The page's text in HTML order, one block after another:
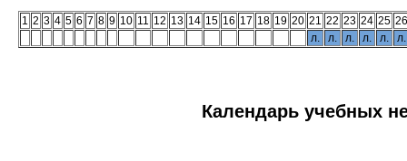
1 2 3 4 5 6 7 8 9 10 11 12 13 14 15 16 17 18 19 20 21 22 23 24 25 26
л.
л. л. л. л. л.
Календарь учебных